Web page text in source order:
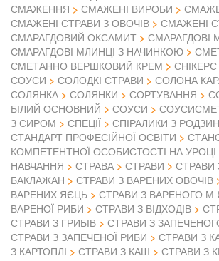
СМАЖЕННЯ
СМАЖЕНІ ВИРОБИ
СМАЖЕНІ СТРАВИ З ОВОЧІВ
СМАЖЕНІ
СМАРАГДОВИЙ ОКСАМИТ
СМАРАГДОВІ
СМАРАГДОВІ МЛИНЦІ З НАЧИНКОЮ
СМЕТАННО ВЕРШКОВИЙ КРЕМ
СНІКЕРС
СОУСИ
СОЛОДКІ СТРАВИ
СОЛОНА
СОЛЯНКА
СОЛЯНКИ СОРТУВАННЯ
БІЛИЙ ОСНОВНИЙ
СОУСИ
З СИРОМ
СПЕЦІЇ
СПІРАЛИКИ З
СТАНДАРТ ПРОФЕСІЙНОЇ ОСВІТИ
КОМПЕТЕНТНОЇ ОСОБИСТОСТІ НА
НАВЧАННЯ
СТРАВА СТРАВИ СТРАВИ
БАКЛАЖАН
СТРАВИ З ВАРЕНИХ ОВОЧІВ
ВАРЕНИХ ЯЄЦЬ
СТРАВИ З ВАРЕНОГО М
ВАРЕНОЇ РИБИ
СТРАВИ З ВІДХОДІВ
СТРАВИ З ГРИБІВ
СТРАВИ З
СТРАВИ З ЗАПЕЧЕНОЇ РИБИ
СТРАВИ З
З КАРТОПЛІ
СТРАВИ З КАШ СТРАВИ З